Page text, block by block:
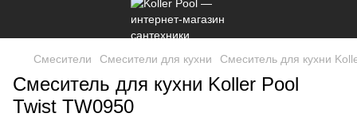
Смесители Cмесители для кухни Cмеситель для кухни
Cмеситель для кухни Koller Pool
Twist TW0950